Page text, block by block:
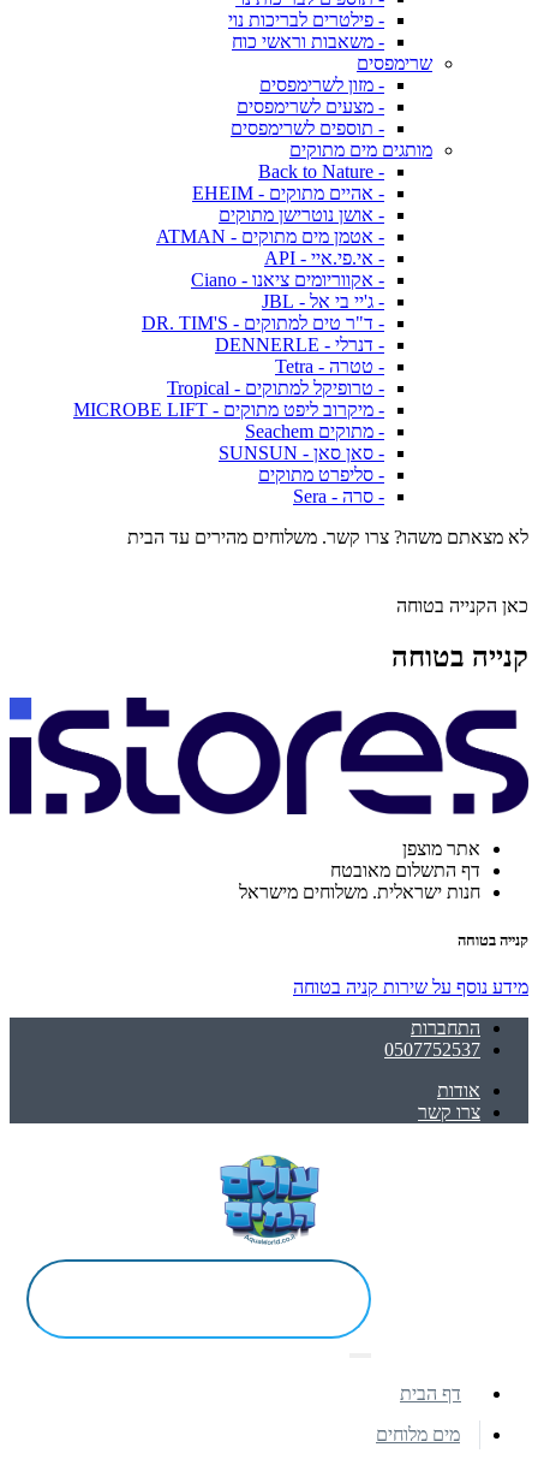
- פילטרים לבריכות נוי
- משאבות וראשי כוח
שרימפסים
- מזון לשרימפסים
- מצעים לשרימפסים
- תוספים לשרימפסים
מותגים מים מתוקים
- Back to Nature
- אהיים מתוקים - EHEIM
- אושן נוטרישן מתוקים
- אטמן מים מתוקים - ATMAN
- אי.פי.איי - API
- אקווריומים ציאנו - Ciano
- ג'יי בי אל - JBL
- ד"ר טים למתוקים - DR. TIM'S
- דנרלי - DENNERLE
- טטרה - Tetra
- טרופיקל למתוקים - Tropical
- מיקרוב ליפט מתוקים - MICROBE LIFT
- מתוקים Seachem
- סאן סאן - SUNSUN
- סליפרט מתוקים
- סרה - Sera
לא מצאתם משהו? צרו קשר. משלוחים מהירים עד הבית
כאן הקנייה בטוחה
קנייה בטוחה
אתר מוצפן
דף התשלום מאובטח
חנות ישראלית. משלוחים מישראל
קנייה בטוחה
מידע נוסף על שירות קניה בטוחה
התחברות
0507752537
אודות
צרו קשר
דף הבית
מים מלוחים